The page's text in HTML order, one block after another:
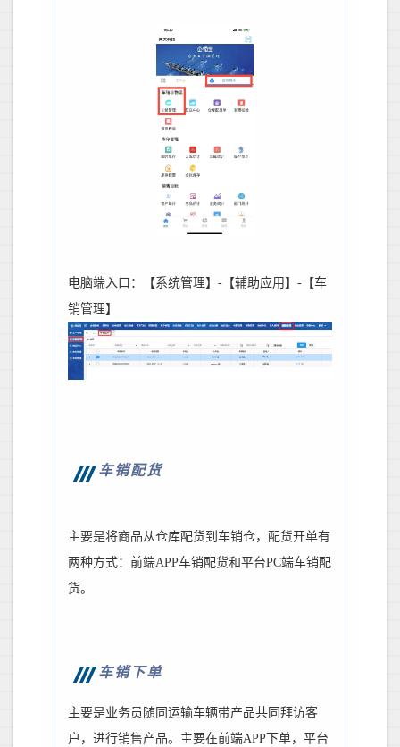
电脑端入口：【系统管理】 - 【辅助应用】 - 【车
销管理】
车销配货
主要是将商品从仓库配货到车销仓，配货开单有
两种方式：前端APP车销配货和平台PC端车销配
货。
车销下单
主要是业务员随同运输车辆带产品共同拜访客
户，进行销售产品。主要在前端APP 下单，平台